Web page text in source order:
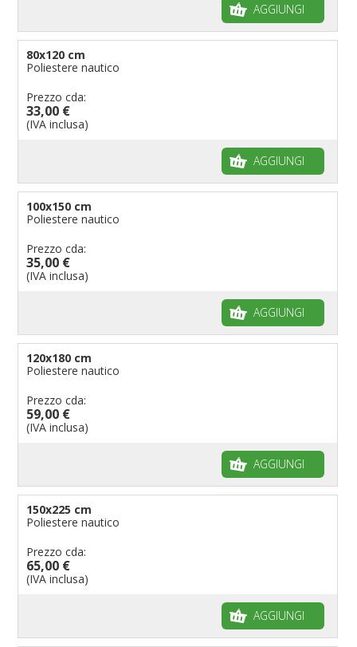
AGGIUNGI
80x120 cm
Poliestere nautico
Prezzo cda:
33,00 €
(IVA inclusa)
AGGIUNGI
100x150 cm
Poliestere nautico
Prezzo cda:
35,00 €
(IVA inclusa)
AGGIUNGI
120x180 cm
Poliestere nautico
Prezzo cda:
59,00 €
(IVA inclusa)
AGGIUNGI
150x225 cm
Poliestere nautico
Prezzo cda:
65,00 €
(IVA inclusa)
AGGIUNGI